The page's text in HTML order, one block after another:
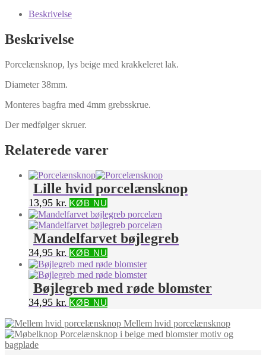
Beskrivelse
Beskrivelse
Porcelænsknop, lys beige med krakkeleret lak.
Diameter 38mm.
Monteres bagfra med 4mm grebsskrue.
Der medfølger skruer.
Relaterede varer
Lille hvid porcelænsknop
13,95 kr. KØB NU
Mandelfarvet bøjlegreb
34,95 kr. KØB NU
Bøjlegreb med røde blomster
34,95 kr. KØB NU
Mellem hvid porcelænsknop
Porcelænsknop i beige med blomster motiv og
bagplade